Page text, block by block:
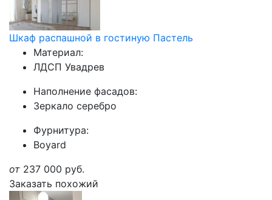
Шкаф распашной в гостиную Пастель
Материал:
ЛДСП Увадрев
Наполнение фасадов:
Зеркало серебро
Фурнитура:
Boyard
от 237 000 руб.
Заказать похожий